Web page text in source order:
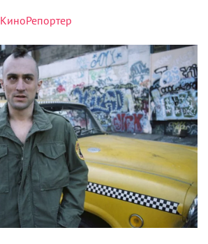
КиноРепортер